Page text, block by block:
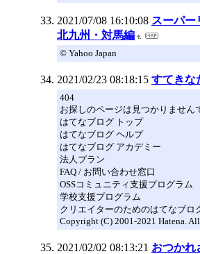
2021/07/08 16:10:08 スーパ
北九州・対馬編
© Yahoo Japan
2021/02/23 08:18:15 すてきな
404
お探しのページは見つかりません
はてなブログ トップ
はてなブログ ヘルプ
はてなブログ アカデミー
法人プラン
FAQ / お問い合わせ窓口
OSSコミュニティ支援プログラム
学校支援プログラム
クリエイターのためのはてなブロ
Copyright (C) 2001-2021 Hatena. All
2021/02/02 08:13:21 おつかれ